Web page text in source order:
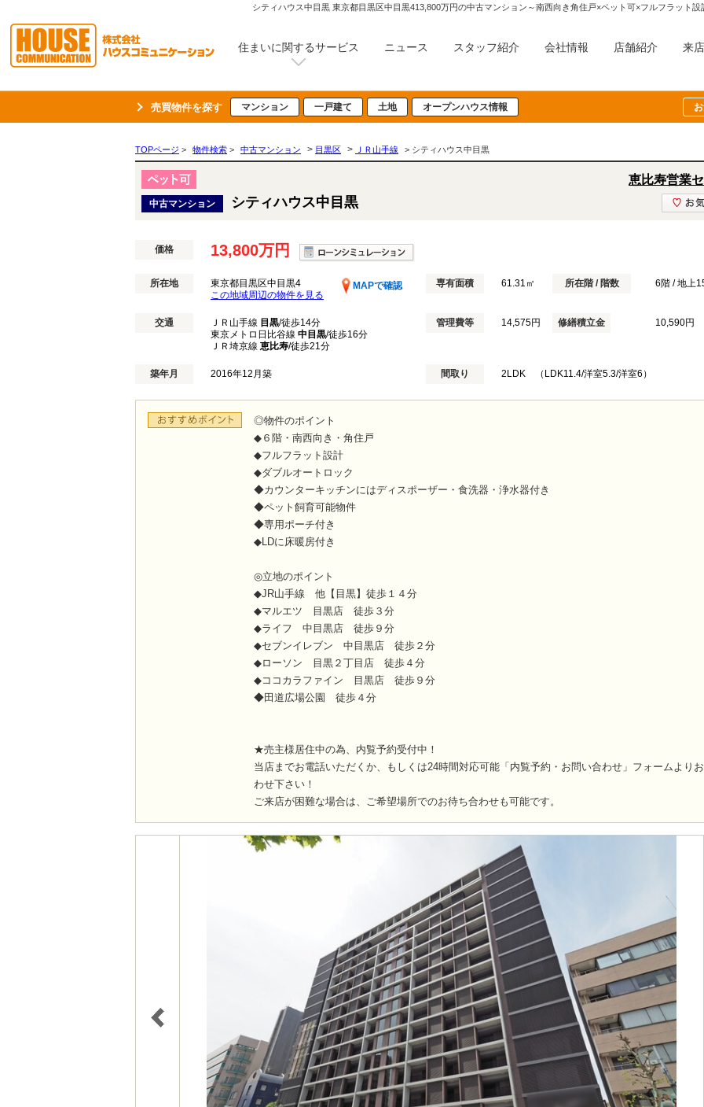
シティハウス中目黒 東京都目黒区中目黒413,800万円の中古マンション～南西向き角住戸×ペット可×フルフラット
住まいに関するサービス ニュース スタッフ紹介 会社情報 店舗紹介 来
売買物件を探す マンション 一戸建て 土地 オープンハウス情報
TOPページ > 物件検索 > 中古マンション > 目黒区 > ＪＲ山手線 > シティハウス中目黒
恵比寿営業
中古マンション シティハウス中目黒
価格 13,800万円
所在地 東京都目黒区中目黒4
MAPで確認
この地域周辺の物件を見る
専有面積 61.31㎡ 所在階 / 階数 6階 / 地上
交通 ＪＲ山手線 目黒/徒歩14分
東京メトロ日比谷線 中目黒/徒歩16分
ＪＲ埼京線 恵比寿/徒歩21分
管理費等 14,575円 修繕積立金 10,590円
築年月 2016年12月築 間取り 2LDK （LDK11.4/洋室5.3/洋室6）
◎物件のポイント
◆６階・南西向き・角住戸
◆フルフラット設計
◆ダブルオートロック
◆カウンターキッチンにはディスポーザー・食洗器・浄水器付き
◆ペット飼育可能物件
◆専用ポーチ付き
◆LDに床暖房付き
◎立地のポイント
◆JR山手線 他【目黒】徒歩１４分
◆マルエツ 目黒店 徒歩３分
◆ライフ 中目黒店 徒歩９分
◆セブンイレブン 中目黒店 徒歩２分
◆ローソン 目黒２丁目店 徒歩４分
◆ココカラファイン 目黒店 徒歩９分
◆田道広場公園 徒歩４分
★売主様居住中の為、内覧予約受付中！
当店までお電話いただくか、もしくは24時間対応可能「内覧予約・お問い合わせ」フォームより
わせ下さい！
ご来店が困難な場合は、ご希望場所でのお待ち合わせも可能です。